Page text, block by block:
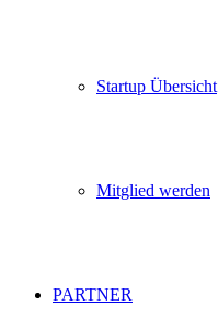
Startup Übersicht
Mitglied werden
PARTNER